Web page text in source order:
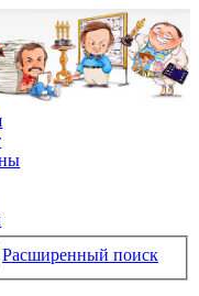
Расширенный поиск